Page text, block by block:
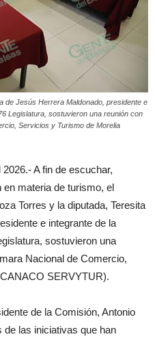
de Jesús Herrera Maldonado, presidente e
Legislatura, sostuvieron una reunión con
Servicios y Turismo de Morelia
A fin de escuchar,
materia de turismo, el
Torres y la diputada, Teresita
e integrante de la
sostuvieron una
Nacional de Comercio,
SERVYTUR).
de la Comisión, Antonio
de las iniciativas que han